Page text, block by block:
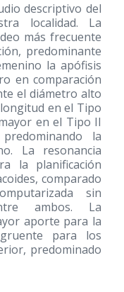
descriptivo del
localidad. La
más frecuente
predominante
la apófisis
en comparación
el diámetro alto
en el Tipo
en el Tipo II
la
La resonancia
la planificación
comparado
sin
ambos. La
aporte para la
para los
predominado